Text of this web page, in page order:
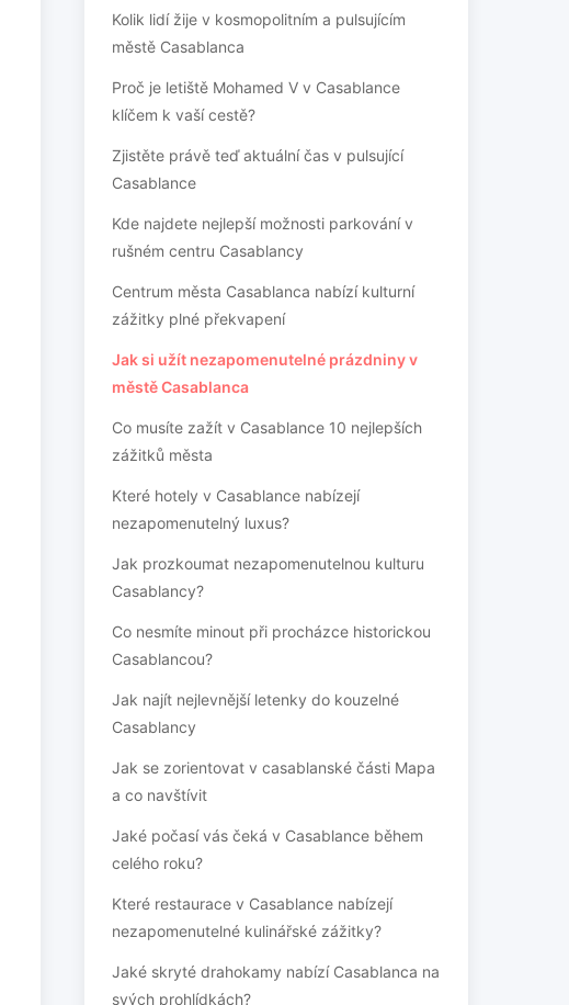
Kolik lidí žije v kosmopolitním a pulsujícím
městě Casablanca
Proč je letiště Mohamed V v Casablance
klíčem k vaší cestě?
Zjistěte právě teď aktuální čas v pulsující
Casablance
Kde najdete nejlepší možnosti parkování v
rušném centru Casablancy
Centrum města Casablanca nabízí kulturní
zážitky plné překvapení
Jak si užít nezapomenutelné prázdniny v
městě Casablanca
Co musíte zažít v Casablance 10 nejlepších
zážitků města
Které hotely v Casablance nabízejí
nezapomenutelný luxus?
Jak prozkoumat nezapomenutelnou kulturu
Casablancy?
Co nesmíte minout při procházce historickou
Casablancou?
Jak najít nejlevnější letenky do kouzelné
Casablancy
Jak se zorientovat v casablanské části Mapa
a co navštívit
Jaké počasí vás čeká v Casablance během
celého roku?
Které restaurace v Casablance nabízejí
nezapomenutelné kulinářské zážitky?
Jaké skryté drahokamy nabízí Casablanca na
svých prohlídkách?